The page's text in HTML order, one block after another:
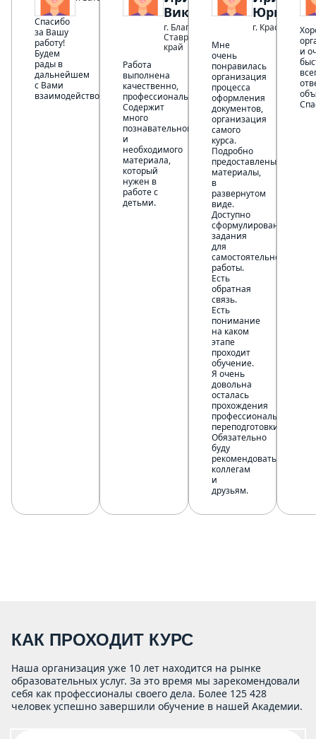
Спасибо
за Вашу
работу!
Будем
рады в
дальнейшем
с Вами
взаимодействовать.
Викторовна
г. Благодарный
Ставропольский
край
Работа
выполнена
качественно,
профессионально.
Содержит
много
познавательного
и
необходимого
материала,
который
нужен в
работе с
детьми.
Юрьевна
г. Краснодар
Мне
очень
понравилась
организация
процесса
оформления
документов,
организация
самого
курса.
Подробно
предоставлены
материалы,
в
развернутом
виде.
Доступно
сформулированы
задания
для
самостоятельной
работы.
Есть
обратная
связь.
Есть
понимание
на каком
этапе
проходит
обучение.
Я очень
довольна
осталась
прохождения
профессиональной
переподготовки.
Обязательно
буду
рекомендовать
коллегам
и
друзьям.
и
КАК ПРОХОДИТ КУРС
Наша организация уже 10 лет находится на рынке
образовательных услуг. За это время мы зарекомендовали
себя как профессионалы своего дела. Более 125 428
человек успешно завершили обучение в нашей Академии.